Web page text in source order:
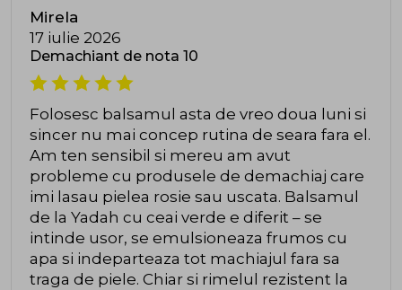
Mirela
17 iulie 2026
Demachiant de nota 10
Folosesc balsamul asta de vreo doua luni si
sincer nu mai concep rutina de seara fara el.
Am ten sensibil si mereu am avut
probleme cu produsele de demachiaj care
imi lasau pielea rosie sau uscata. Balsamul
de la Yadah cu ceai verde e diferit – se
intinde usor, se emulsioneaza frumos cu
apa si indeparteaza tot machiajul fara sa
traga de piele. Chiar si rimelul rezistent la